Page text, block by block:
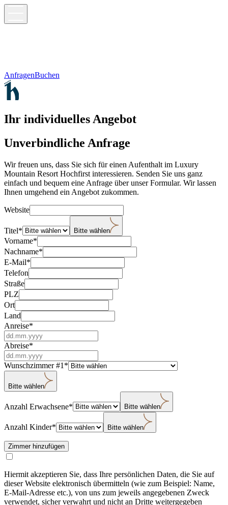
AnfragenBuchen
Ihr individuelles Angebot
Unverbindliche Anfrage
Wir freuen uns, dass Sie sich für einen Aufenthalt im Luxury
Mountain Resort Hochfirst interessieren. Senden Sie uns ganz
einfach und bequem eine Anfrage über unser Formular. Wir lassen
Ihnen umgehend ein Angebot zukommen.
Website
Titel* Bitte wählen
Vorname*
Nachname*
E-Mail*
Telefon
Straße
PLZ
Ort
Land
Anreise*
Abreise*
Wunschzimmer #1 *
Bitte wählen
Anzahl Erwachsene* Bitte wählen
Anzahl Kinder* Bitte wählen
Zimmer hinzufügen
Hiermit akzeptieren Sie, dass Ihre persönlichen Daten, die Sie auf
dieser Website elektronisch übermitteln (wie zum Beispiel: Name,
E-Mail-Adresse etc.), von uns zum jeweils angegebenen Zweck
verwendet, sicher verwahrt und nicht an Dritte weitergegeben